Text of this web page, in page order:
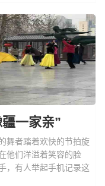
一家亲”
舞者踏着欢快的节拍旋
他们洋溢着笑容的脸
，有人举起手机记录这